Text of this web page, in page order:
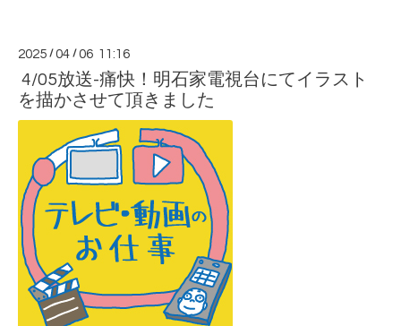
2025 /04 /06 11:16
4/05放送-痛快！明石家電視台にてイラスト
を描かさせて頂きました